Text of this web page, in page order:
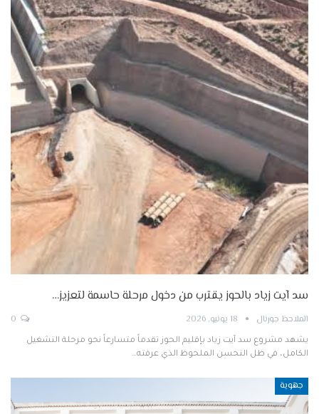
سد آيت زياد بالحوز يقترب من دخول مرحلة حاسمة لتعزيز…
الملاحظ جورنال 18 يونيو, 2026
يشهد مشروع سد آيت زياد بإقليم الحوز تقدماً متسارعاً نحو مرحلة التشغيل
الكامل، في ظل التحسن الملحوظ الذي عرفته…
جهوية